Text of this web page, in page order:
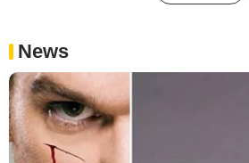
News